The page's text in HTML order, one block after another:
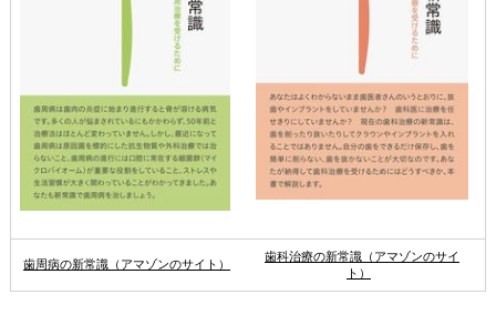
歯周病の新常識（アマゾンのサイト）
歯科治療の新常識（アマゾンのサイ
ト）